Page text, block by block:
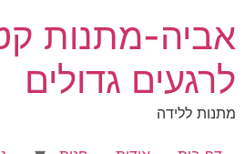
לתוכן
אביה-מתנות
לרגעים גדולים
מתנות ללידה